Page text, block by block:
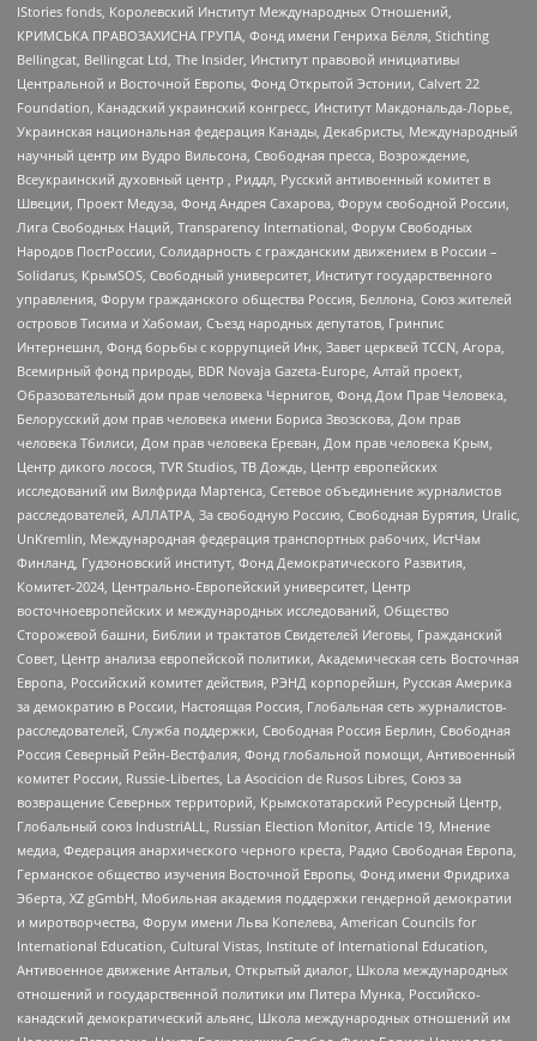
IStories fonds, Королевский Институт Международных Отношений,
КРИМСЬКА ПРАВОЗАХИСНА ГРУПА, Фонд имени Генриха Бёлля, Stichting
Bellingcat, Bellingcat Ltd, The Insider, Институт правовой инициативы
Центральной и Восточной Европы, Фонд Открытой Эстонии, Calvert 22
Foundation, Канадский украинский конгресс, Институт Макдональда-Лорье,
Украинская национальная федерация Канады, Декабристы, Международный
научный центр им Вудро Вильсона, Свободная пресса, Возрождение,
Всеукраинский духовный центр , Риддл, Русский антивоенный комитет в
Швеции, Проект Медуза, Фонд Андрея Сахарова, Форум свободной России,
Лига Свободных Наций, Transparеncy International, Форум Свободных
Народов ПостРоссии, Солидарность с гражданским движением в России –
Solidarus, КрымSOS, Свободный университет, Институт государственного
управления, Форум гражданского общества Россия, Беллона, Союз жителей
островов Тисима и Хабомаи, Съезд народных депутатов, Гринпис
Интернешнл, Фонд борьбы с коррупцией Инк, Завет церквей TCCN, Агора,
Всемирный фонд природы, BDR Novaja Gazeta-Europe, Алтай проект,
Образовательный дом прав человека Чернигов, Фонд Дом Прав Человека,
Белорусский дом прав человека имени Бориса Звозскова, Дом прав
человека Тбилиси, Дом прав человека Ереван, Дом прав человека Крым,
Центр дикого лосося, TVR Studios, ТВ Дождь, Центр европейских
исследований им Вилфрида Мартенса, Сетевое объединение журналистов
расследователей, АЛЛАТРА, За свободную Россию, Свободная Бурятия, Uralic,
UnKremlin, Международная федерация транспортных рабочих, ИстЧам
Финланд, Гудзоновский институт, Фонд Демократического Развития,
Комитет-2024, Центрально-Европейский университет, Центр
восточноевропейских и международных исследований, Общество
Сторожевой башни, Библии и трактатов Свидетелей Иеговы, Гражданский
Совет, Центр анализа европейской политики, Академическая сеть Восточная
Европа, Российский комитет действия, РЭНД корпорейшн, Русская Америка
за демократию в России, Настоящая Россия, Глобальная сеть журналистов-
расследователей, Служба поддержки, Свободная Россия Берлин, Свободная
Россия Северный Рейн-Вестфалия, Фонд глобальной помощи, Антивоенный
комитет России, Russie-Libertes, La Asocicion de Rusos Libres, Союз за
возвращение Северных территорий, Крымскотатарский Ресурсный Центр,
Глобальный союз IndustriALL, Russian Election Monitor, Article 19, Мнение
медиа, Федерация анархического черного креста, Радио Свободная Европа,
Германское общество изучения Восточной Европы, Фонд имени Фридриха
Эберта, XZ gGmbH, Мобильная академия поддержки гендерной демократии
и миротворчества, Форум имени Льва Копелева, American Councils for
International Education, Cultural Vistas, Institute of International Education,
Антивоенное движение Антальи, Открытый диалог, Школа международных
отношений и государственной политики им Питера Мунка, Российско-
канадский демократический альянс, Школа международных отношений им